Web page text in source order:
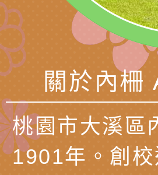
展」活動
學研習」
心」、「
中心」及
習營」等
「第56屆
轉知本市
者保齡球
檢送桃園
字稿及
轉知衛生
檢送該部
產期高風
關懷計畫
有關社團
家長協會(
「115年度
檢送桃園
「小桃家3
檢送本府
關於內
桃園市大溪區
1901年。創